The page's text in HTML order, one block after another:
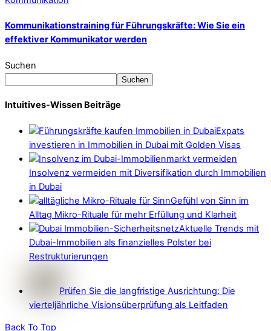
Kommunikationstraining für Führungskräfte: Wie Sie ein
effektiver Kommunikator werden
Suchen
Suchen
Intuitives-Wissen Beiträge
Expats
investieren in Immobilien in Dubai mit Golden Visas
Insolvenz vermeiden mit Diversifikation durch Immobilien
in Dubai
Gefühl von Sinn im
Alltag Mikro-Rituale für mehr Erfüllung und Klarheit
Aktuelle Trends mit
Dubai-Immobilien als finanzielles Polster bei
Restrukturierungen
Prüfen Sie die langfristige Ausrichtung: Die
vierteljährliche Visionsüberprüfung als Leitfaden
Back To Top